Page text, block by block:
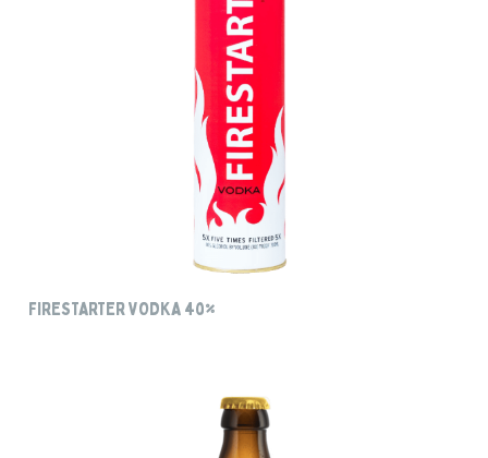
FIRESTARTER VODKA 40%